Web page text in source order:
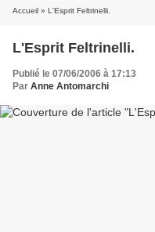
Accueil » L'Esprit Feltrinelli.
L'Esprit Feltrinelli.
Publié le 07/06/2006 à 17:13
Par Anne Antomarchi